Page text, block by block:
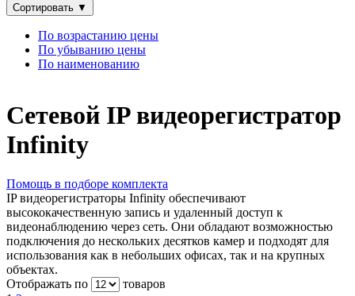
Сортировать ▼
По возрастанию цены
По убыванию цены
По наименованию
Сетевой IP видеорегистратор
Infinity
Помощь в подборе комплекта
IP видеорегистраторы Infinity обеспечивают
высококачественную запись и удаленный доступ к
видеонаблюдению через сеть. Они обладают возможностью
подключения до нескольких десятков камер и подходят для
использования как в небольших офисах, так и на крупных
объектах.
Отображать по
товаров